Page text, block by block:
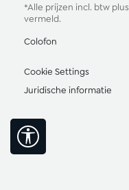
*Alle prijzen incl. btw plus
vermeld.
Colofon
Cookie Settings
Juridische informatie
Toon werkbalk